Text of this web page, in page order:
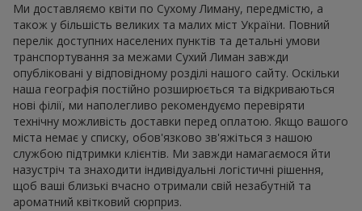
Ми доставляємо квіти по Сухому Лиману, передмістю, а
також у більшість великих та малих міст України. Повний
перелік доступних населених пунктів та детальні умови
транспортування за межами Сухий Лиман завжди
опубліковані у відповідному розділі нашого сайту. Оскільки
наша географія постійно розширюється та відкриваються
нові філії, ми наполегливо рекомендуємо перевіряти
технічну можливість доставки перед оплатою. Якщо вашого
міста немає у списку, обов'язково зв'яжіться з нашою
службою підтримки клієнтів. Ми завжди намагаємося йти
назустріч та знаходити індивідуальні логістичні рішення,
щоб ваші близькі вчасно отримали свій незабутній та
ароматний квітковий сюрприз.